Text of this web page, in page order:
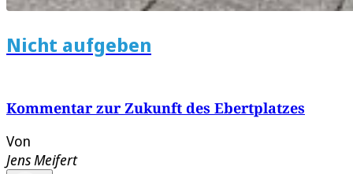
Nicht aufgeben
Kommentar zur Zukunft des Ebertplatzes
Von
Jens Meifert